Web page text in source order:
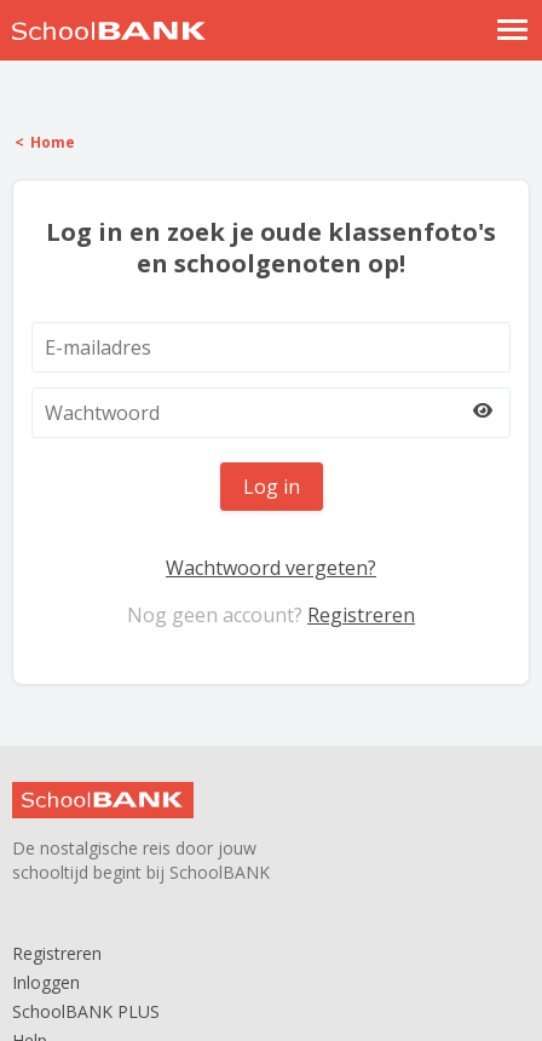
Help
Home
Log in en zoek je oude klassenfoto's
en schoolgenoten op!
Log in
Wachtwoord vergeten?
Nog geen account? Registreren
De nostalgische reis door jouw
schooltijd begint bij SchoolBANK
Registreren
Inloggen
SchoolBANK PLUS